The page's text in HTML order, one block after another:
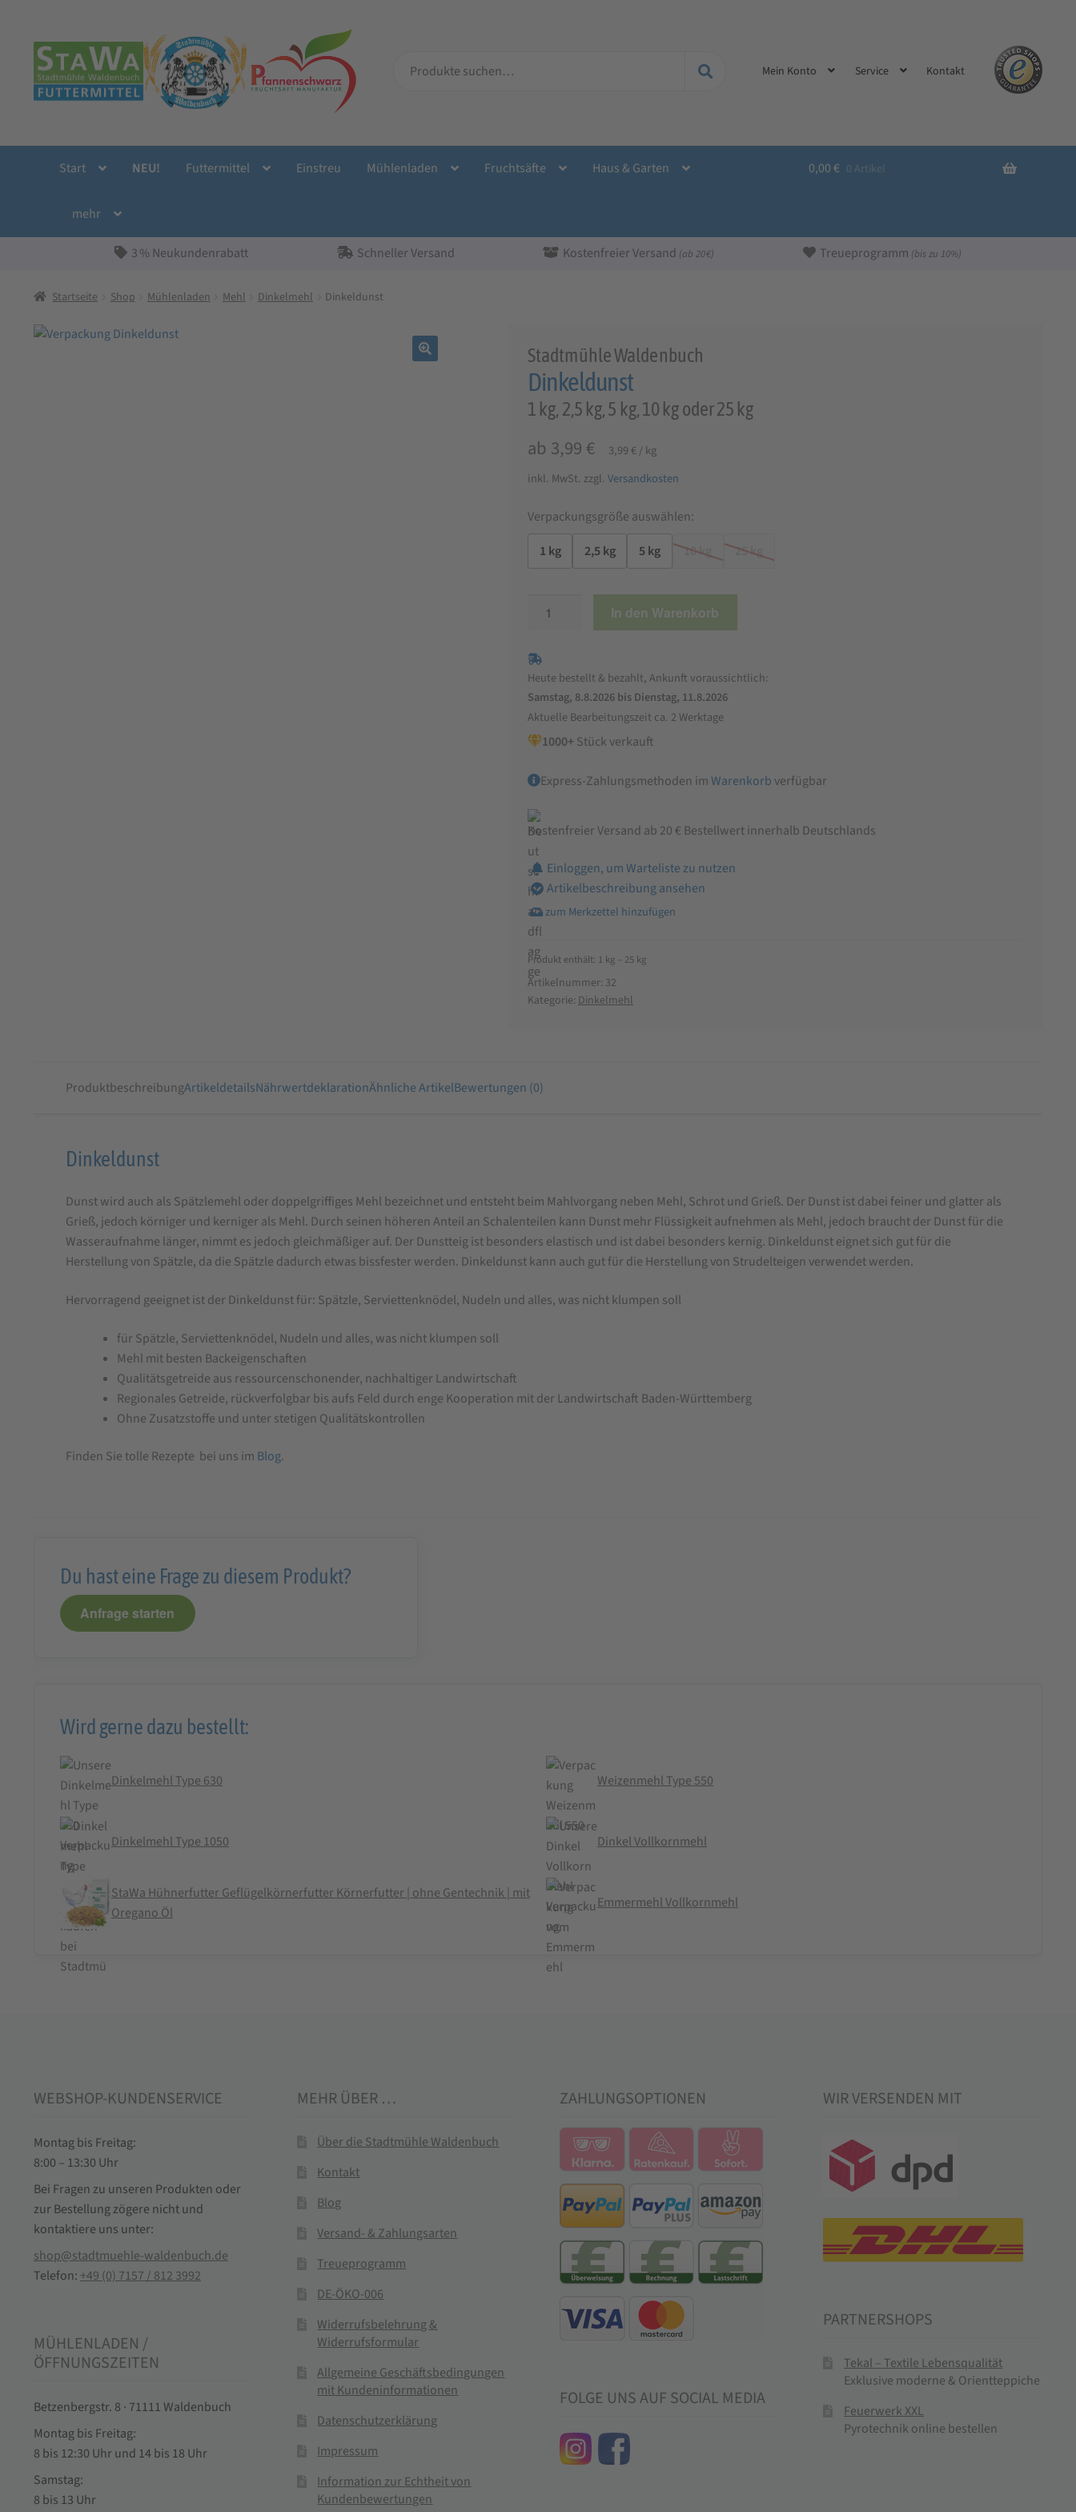
Navigation
springen
Inhalt
springen
nach:
Mein Konto Service Kontakt
Start NEU! Futtermittel Einstreu Mühlenladen Fruchtsäfte Haus & Garten
mehr
0,00 € 0 Artikel
3 % Neukundenrabatt Schneller Versand Kostenfreier Versand (ab 20 €) Treueprogramm (bis zu 10%)
Startseite Shop Mühlenladen Mehl Dinkelmehl Dinkeldunst
Stadtmühle Waldenbuch
Dinkeldunst
1 kg, 2,5 kg, 5 kg, 10 kg oder 25 kg
ab 3,99 € 3,99 € /kg
inkl. MwSt. zzgl. Versandkosten
Verpackungsgröße auswählen:
1 kg
2,5 kg 5 kg 10 kg 25 kg
Menge
In den Warenkorb
Heute bestellt & bezahlt, Ankunft voraussichtlich:
Samstag, 8.8.2026 bis Dienstag, 11.8.2026
Aktuelle Bearbeitungszeit ca. 2 Werktage
1000+Stück verkauft
Express-Zahlungsmethoden imWarenkorb verfügbar
Kostenfreier Versand ab 20 € Bestellwert innerhalb Deutschlands
Einloggen, um Warteliste zu nutzen
Artikelbeschreibung ansehen
Produkt enthält: 1 kg– 25 kg
Artikelnummer: 32
Kategorie: Dinkelmehl
ProduktbeschreibungArtikeldetailsNährwertdeklarationÄhnliche ArtikelBewertungen (0)
Produktbeschreibung
Dinkeldunst
Dinkeldunst
Dunst wird auch als Spätzlemehl oder doppelgriffiges Mehl bezeichnet und entsteht beim Mahlvorgang neben Mehl, Schrot und Grieß. Der Dunst ist dabei feiner und glatter als
Grieß, jedoch körniger und kerniger als Mehl. Durch seinen höheren Anteil an Schalenteilen kann Dunst mehr Flüssigkeit aufnehmen als Mehl, jedoch braucht der Dunst für die
Wasseraufnahme länger, nimmt es jedoch gleichmäßiger auf. Der Dunstteig ist besonders elastisch und ist dabei besonders kernig. Dinkeldunst eignet sich gut für die
Herstellung von Spätzle, da die Spätzle dadurch etwas bissfester werden. Dinkeldunst kann auch gut für die Herstellung von Strudelteigen verwendet werden.
Hervorragend geeignet ist der Dinkeldunst für: Spätzle, Serviettenknödel, Nudeln und alles, was nicht klumpen soll
für Spätzle, Serviettenknödel, Nudeln und alles, was nicht klumpen soll
Mehl mit besten Backeigenschaften
Qualitätsgetreide aus ressourcenschonender, nachhaltiger Landwirtschaft
Regionales Getreide, rückverfolgbar bis aufs Feld durch enge Kooperation mit der Landwirtschaft Baden-Württemberg
Ohne Zusatzstoffe und unter stetigen Qualitätskontrollen
Finden Sie tolle Rezepte bei uns im Blog.
Du hast eine Frage zu diesem Produkt?
Anfrage starten
Wird gerne dazu bestellt:
Dinkelmehl Type 630 Weizenmehl Type 550
Dinkelmehl Type 1050 Dinkel Vollkornmehl
StaWa Hühnerfutter Geflügelkörnerfutter Körnerfutter | ohne Gentechnik | mit
Oregano Öl
Emmermehl Vollkornmehl
WEBSHOP-KUNDENSERVICE
Montag bis Freitag:
8:00 – 13:30 Uhr
Bei Fragen zu unseren Produkten oder
zur Bestellung zögere nicht und
kontaktiere uns unter:
shop@stadtmuehle-waldenbuch.de
Telefon:+49 (0) 7157 / 812 3992
MÜHLENLADEN /
ÖFFNUNGSZEITEN
Betzenbergstr. 8 · 71111 Waldenbuch
Montag bis Freitag:
8 bis 12:30 Uhr und 14 bis 18 Uhr
Samstag:
8 bis 13 Uhr
MEHR ÜBER …
Über die Stadtmühle Waldenbuch
Kontakt
Blog
Versand- & Zahlungsarten
Treueprogramm
DE-ÖKO-006
Widerrufsbelehrung &
Widerrufsformular
Allgemeine Geschäftsbedingungen
mit Kundeninformationen
Datenschutzerklärung
Impressum
Information zur Echtheit von
Kundenbewertungen
ZAHLUNGSOPTIONEN
FOLGE UNS AUF SOCIAL MEDIA
WIR VERSENDEN MIT
PARTNERSHOPS
Tekal – Textile Lebensqualität
Exklusive moderne & Orientteppiche
Feuerwerk XXL
Pyrotechnik online bestellen